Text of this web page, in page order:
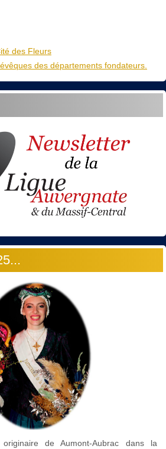
des Fleurs
des départements fondateurs.
de Aumont-Aubrac dans la